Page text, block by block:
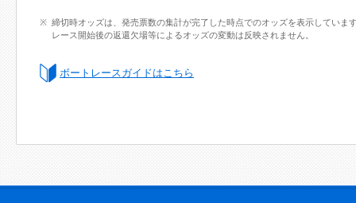
締切時オッズは、発売票数の集計が完了した時点でのオッズを表示していま
レース開始後の返還欠場等によるオッズの変動は反映されません。
ボートレースガイドはこちら